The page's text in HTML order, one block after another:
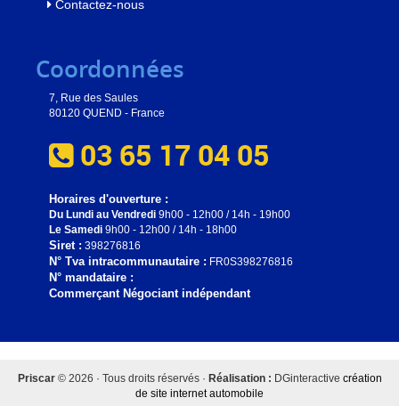
Contactez-nous
Coordonnées
7, Rue des Saules
80120 QUEND - France
03 65 17 04 05
Horaires d'ouverture :
Du Lundi au Vendredi 9h00 - 12h00 / 14h - 19h00
Le Samedi 9h00 - 12h00 / 14h - 18h00
Siret : 398276816
N° Tva intracommunautaire : FR0S398276816
N° mandataire :
Commerçant Négociant indépendant
Priscar© 2026 · Tous droits réservés · Réalisation : DGinteractive création
de site internet automobile